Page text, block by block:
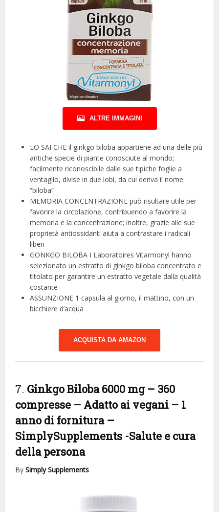
ALTRE IMMAGINI
LO SAI CHE il ginkgo biloba appartiene ad una delle più
antiche specie di piante conosciute al mondo;
facilmente riconoscibile dalle sue tipiche foglie a
ventaglio, divise in due lobi, da cui deriva il nome
“biloba”
MEMORIA CONCENTRAZIONE può risultare utile per
favorire la circolazione, contribuendo a favorire la
memoria e la concentrazione; inoltre, grazie alle sue
proprietà antiossidanti aiuta a contrastare i radicali
liberi
GONKGO BILOBA I Laboratoires Vitarmonyl hanno
selezionato un estratto di ginkgo biloba concentrato e
titolato per garantire un estratto vegetale dalla qualità
costante
ASSUNZIONE 1 capsula al giorno, il mattino, con un
bicchiere d’acqua
ACQUISTA DA AMAZON
7. Ginkgo Biloba 6000 mg – 360
compresse – Adatto ai vegani – 1
anno di fornitura –
SimplySupplements -Salute e cura
della persona
BySimply Supplements